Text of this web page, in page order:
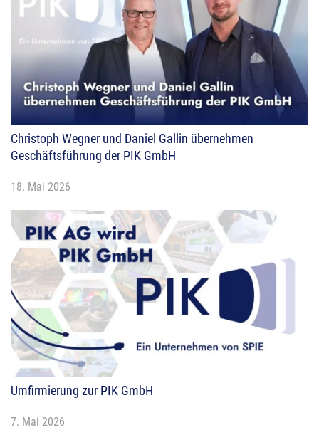
Christoph Wegner und Daniel Gallin übernehmen
Geschäftsführung der PIK GmbH
18. Mai 2026
Umfirmierung zur PIK GmbH
7. Mai 2026